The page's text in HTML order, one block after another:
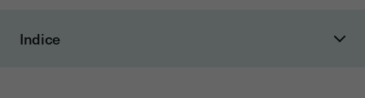
Indice